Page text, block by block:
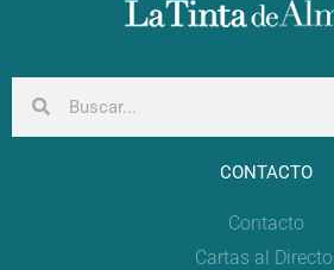
CONTACTO
Contacto
Cartas al